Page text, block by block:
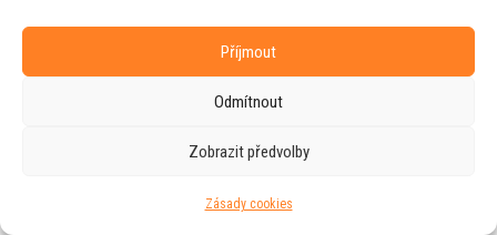
Příjmout
Odmítnout
Zobrazit předvolby
Zásady cookies